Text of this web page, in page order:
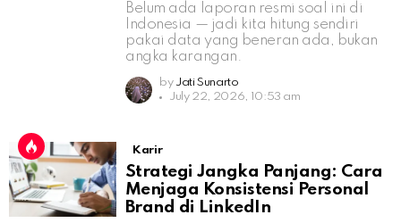
Belum ada laporan resmi soal ini di
Indonesia — jadi kita hitung sendiri
pakai data yang beneran ada, bukan
angka karangan.
by Jati Sunarto
July 22, 2026, 10:53 am
Karir
Strategi Jangka Panjang: Cara
Menjaga Konsistensi Personal
Brand di LinkedIn